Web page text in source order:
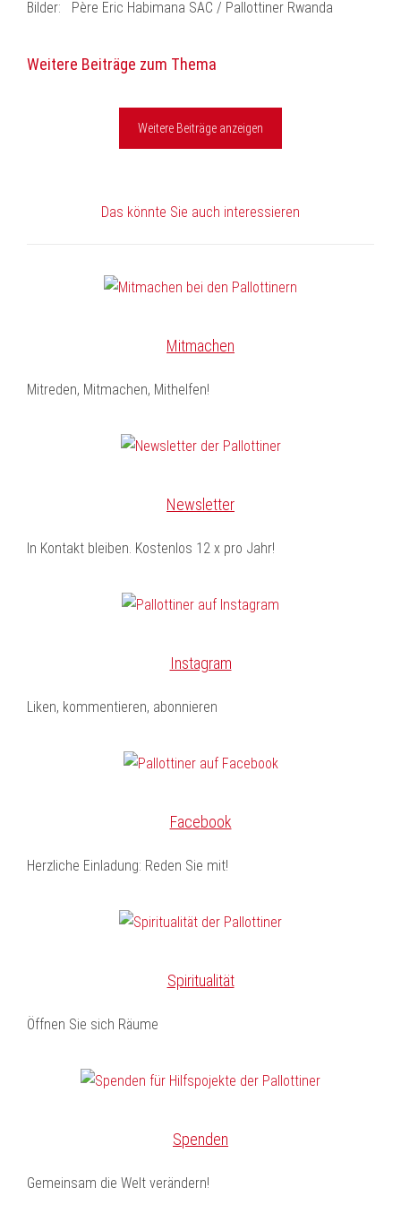
Bilder: Père Eric Habimana SAC / Pallottiner Rwanda
Weitere Beiträge zum Thema
Weitere Beiträge anzeigen
Das könnte Sie auch interessieren
Mitmachen
Mitreden, Mitmachen, Mithelfen!
Newsletter
In Kontakt bleiben. Kostenlos 12 x pro Jahr!
Instagram
Liken, kommentieren, abonnieren
Facebook
Herzliche Einladung: Reden Sie mit!
Spiritualität
Öffnen Sie sich Räume
Spenden
Gemeinsam die Welt verändern!